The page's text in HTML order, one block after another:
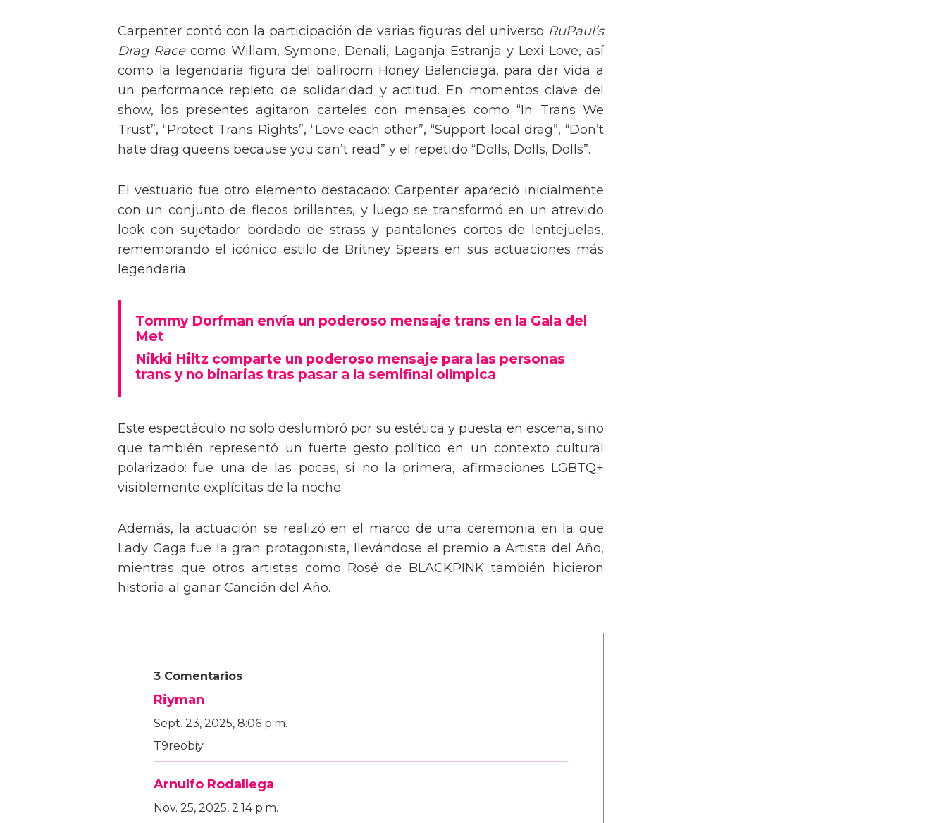
Carpenter contó con la participación de varias figuras del universo RuPaul’s
Drag Racecomo Willam, Symone, Denali, Laganja Estranja y Lexi Love, así
como la legendaria figura del ballroom Honey Balenciaga, para dar vida a
un performance repleto de solidaridad y actitud. En momentos clave del
show, los presentes agitaron carteles con mensajes como “In Trans We
Trust”, “Protect Trans Rights”, “Love each other”, “Support local drag”, “Don’t
hate drag queens because you can’t read” y el repetido “Dolls, Dolls, Dolls”.
El vestuario fue otro elemento destacado: Carpenter apareció inicialmente
con un conjunto de flecos brillantes, y luego se transformó en un atrevido
look con sujetador bordado de strass y pantalones cortos de lentejuelas,
rememorando el icónico estilo de Britney Spears en sus actuaciones más
legendaria.
Tommy Dorfman envía un poderoso mensaje trans en la Gala del
Met
Nikki Hiltz comparte un poderoso mensaje para las personas
trans y no binarias tras pasar a la semifinal olímpica
Este espectáculo no solo deslumbró por su estética y puesta en escena, sino
que también representó un fuerte gesto político en un contexto cultural
polarizado: fue una de las pocas, si no la primera, afirmaciones LGBTQ+
visiblemente explícitas de la noche.
Además, la actuación se realizó en el marco de una ceremonia en la que
Lady Gaga fue la gran protagonista, llevándose el premio a Artista del Año,
mientras que otros artistas como Rosé de BLACKPINK también hicieron
historia al ganar Canción del Año.
3 Comentarios
Riyman
Sept. 23, 2025, 8:06 p.m.
T9reobiy
Arnulfo Rodallega
Nov. 25, 2025, 2:14 p.m.